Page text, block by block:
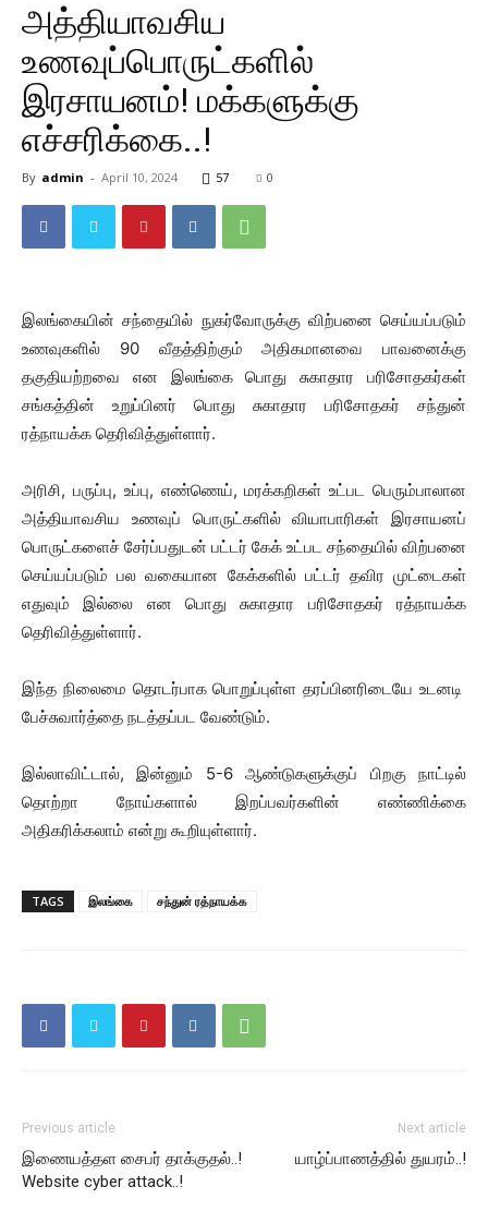
அத்தியாவசிய
உணவுப்பொருட்களில்
இரசாயனம்! மக்களுக்கு
எச்சரிக்கை..!
By admin - April 10, 2024 57 0
இலங்கையின் சந்தையில் நுகர்வோருக்கு விற்பனை செய்யப்படும்
உணவுகளில் 90 வீதத்திற்கும் அதிகமானவை பாவனைக்கு
தகுதியற்றவை என இலங்கை பொது சுகாதார பரிசோதகர்கள்
சங்கத்தின் உறுப்பினர் பொது சுகாதார பரிசோதகர் சந்துன்
ரத்நாயக்க தெரிவித்துள்ளார்.
அரிசி, பருப்பு, உப்பு, எண்ணெய், மரக்கறிகள் உட்பட பெரும்பாலான
அத்தியாவசிய உணவுப் பொருட்களில் வியாபாரிகள் இரசாயனப்
பொருட்களைச் சேர்ப்பதுடன் பட்டர் கேக் உட்பட சந்தையில் விற்பனை
செய்யப்படும் பல வகையான கேக்களில் பட்டர் தவிர முட்டைகள்
எதுவும் இல்லை என பொது சுகாதார பரிசோதகர் ரத்நாயக்க
தெரிவித்துள்ளார்.
இந்த நிலைமை தொடர்பாக பொறுப்புள்ள தரப்பினரிடையே உடனடி
பேச்சுவார்த்தை நடத்தப்பட வேண்டும்.
இல்லாவிட்டால், இன்னும் 5-6 ஆண்டுகளுக்குப் பிறகு நாட்டில்
தொற்றா நோய்களால் இறப்பவர்களின் எண்ணிக்கை
அதிகரிக்கலாம் என்று கூறியுள்ளார்.
TAGS இலங்கை சந்துன் ரத்நாயக்க
Previous article
இணையத்தள சைபர் தாக்குதல்..!
Website cyber attack..!
Next article
யாழ்ப்பாணத்தில் துயரம்..!